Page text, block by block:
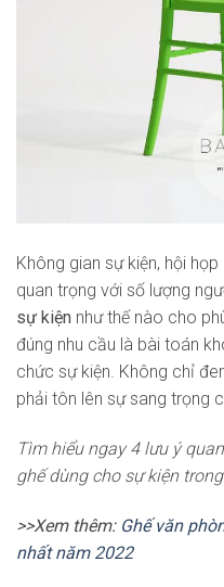
Không gian sự kiện, hội
quan trọng với số lượng
sự kiện như thế nào cho
đúng nhu cầu là bài toán
chức sự kiện. Không chỉ
phải tôn lên sự sang trọng
Tìm hiểu ngay 4 lưu ý
ghế dùng cho sự kiện
>>Xem thêm: Ghế văn
nhất năm 2022